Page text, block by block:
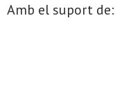
Amb el suport de: